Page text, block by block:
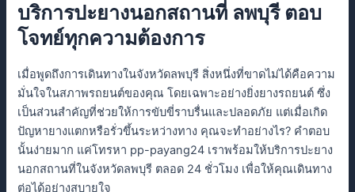
บริการปะยางนอกสถานที่ ลพบุรี ตอบ
โจทย์ทุกความต้องการ
เมื่อพูดถึงการเดินทางในจังหวัดลพบุรี สิ่งหนึ่งที่ขาดไม่ได้คือความ
มั่นใจในสภาพรถยนต์ของคุณ โดยเฉพาะอย่างยิ่งยางรถยนต์ ซึ่ง
เป็นส่วนสำคัญที่ช่วยให้การขับขี่ราบรื่นและปลอดภัย แต่เมื่อเกิด
ปัญหายางแตกหรือรั่วขึ้นระหว่างทาง คุณจะทำอย่างไร? คำตอบ
นั้นง่ายมาก แค่โทรหา pp-payang24 เราพร้อมให้บริการปะยาง
นอกสถานที่ในจังหวัดลพบุรี ตลอด 24 ชั่วโมง เพื่อให้คุณเดินทาง
ต่อได้อย่างสบายใจ